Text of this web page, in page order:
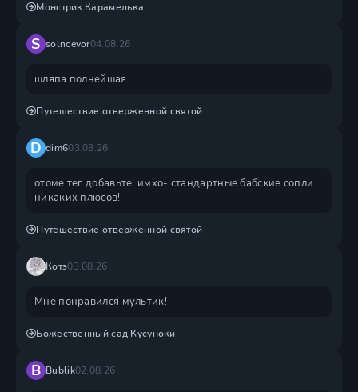
Монстрик Карамелька
S solncevor04.08.26
шляпа полнейшая
Путешествие отверженной святой
D dim603.08.26
отоме тег добавьте. имхо- стандартные бабские сопли.
никаких плюсов!
Путешествие отверженной святой
Котэ03.08.26
Мне понравился мультик!
Божественный сад Кусуноки
B Bublik02.08.26